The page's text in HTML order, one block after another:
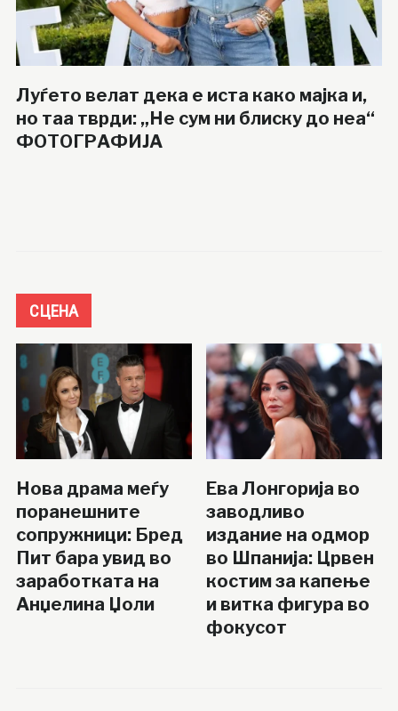
Луѓето велат дека е иста како мајка и,
но таа тврди: „Не сум ни блиску до неа“
ФОТОГРАФИЈА
СЦЕНА
Нова драма меѓу
поранешните
сопружници: Бред
Пит бара увид во
заработката на
Анџелина Џоли
Ева Лонгорија во
заводливо
издание на одмор
во Шпанија: Црвен
костим за капење
и витка фигура во
фокусот